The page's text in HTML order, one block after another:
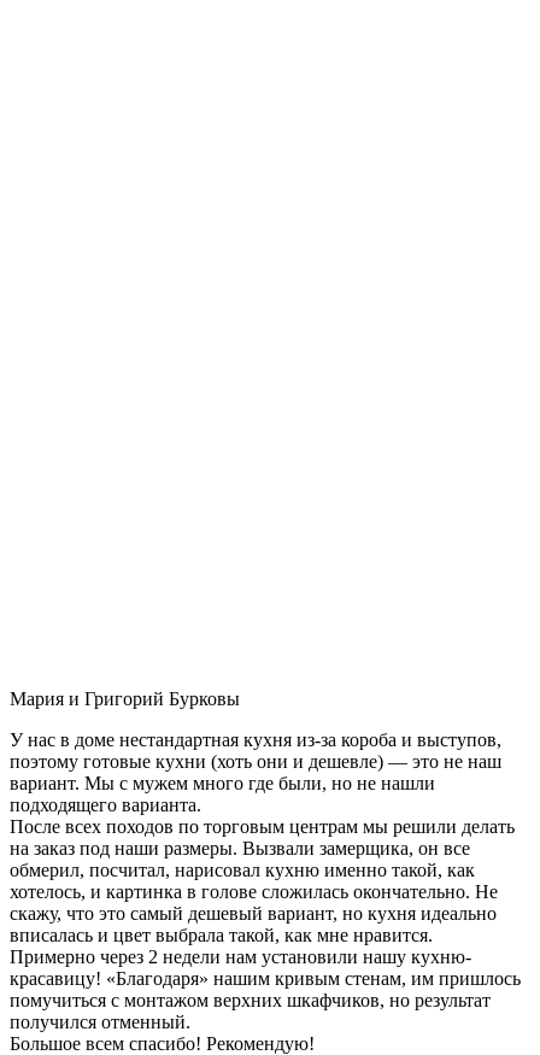
Мария и Григорий Бурковы
У нас в доме нестандартная кухня из-за короба и выступов,
поэтому готовые кухни (хоть они и дешевле) — это не наш
вариант. Мы с мужем много где были, но не нашли
подходящего варианта.
После всех походов по торговым центрам мы решили делать
на заказ под наши размеры. Вызвали замерщика, он все
обмерил, посчитал, нарисовал кухню именно такой, как
хотелось, и картинка в голове сложилась окончательно. Не
скажу, что это самый дешевый вариант, но кухня идеально
вписалась и цвет выбрала такой, как мне нравится.
Примерно через 2 недели нам установили нашу кухню-
красавицу! «Благодаря» нашим кривым стенам, им пришлось
помучиться с монтажом верхних шкафчиков, но результат
получился отменный.
Большое всем спасибо! Рекомендую!